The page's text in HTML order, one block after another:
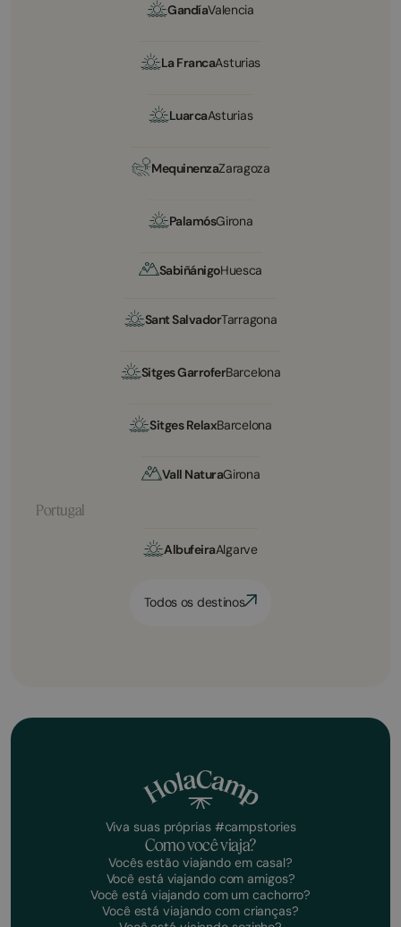
GandíaValencia
La FrancaAsturias
LuarcaAsturias
MequinenzaZaragoza
PalamósGirona
SabiñánigoHuesca
Sant SalvadorTarragona
Sitges GarroferBarcelona
Sitges RelaxBarcelona
Vall NaturaGirona
Portugal
AlbufeiraAlgarve
Todos os destinos
Viva suas próprias #campstories
Como você viaja?
Vocês estão viajando em casal?
Você está viajando com amigos?
Você está viajando com um cachorro?
Você está viajando com crianças?